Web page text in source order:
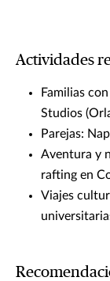
Actividades
Familias
Studios
Parejas:
Aventura y
rafting en
Viajes